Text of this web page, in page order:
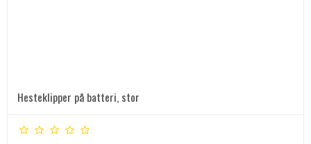
Hesteklipper på batteri, stor